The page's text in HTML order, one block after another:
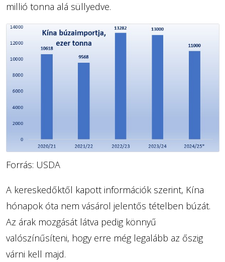
millió tonna alá süllyedve.
Forrás: USDA
A kereskedőktől kapott információk szerint, Kína
hónapok óta nem vásárol jelentős tételben búzát.
Az árak mozgását látva pedig könnyű
valószínűsíteni, hogy erre még legalább az őszig
várni kell majd.